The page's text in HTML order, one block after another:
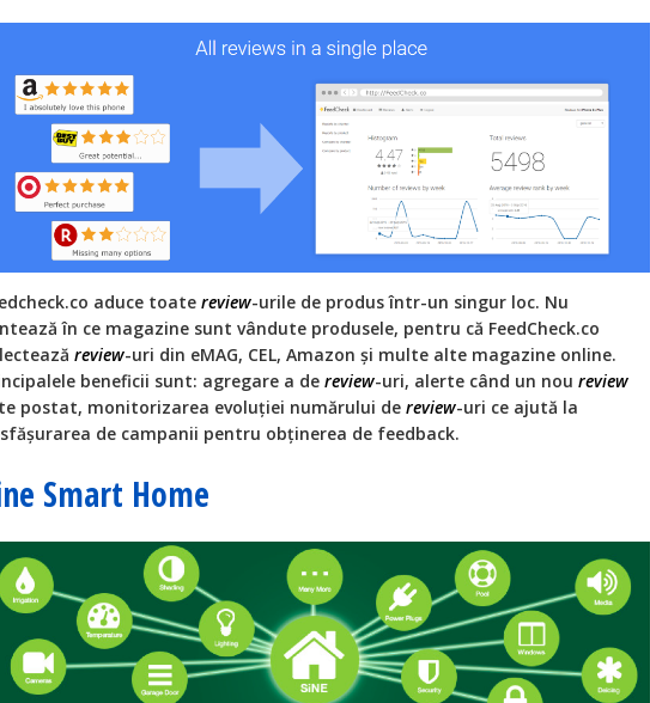
aduce toate review-urile de produs într-un singur loc. Nu
în ce magazine sunt vândute produsele, pentru că FeedCheck.co
review-uri din eMAG, CEL, Amazon și multe alte magazine online.
beneficii sunt: agregare a de review-uri, alerte când un nou review
postat, monitorizarea evoluției numărului de review-uri ce ajută la
de campanii pentru obținerea de feedback.
Smart Home